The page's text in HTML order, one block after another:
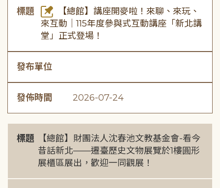
標題
【總館】講座開麥啦！來聊、來玩、
來互動｜115年度參與式互動講座「新北講
堂」正式登場！
發布單位
發佈時間 2026-07-24
標題
【總館】財團法人沈春池文教基金會-看今
昔話新北——遷臺歷史文物展覽於1樓圓形
展櫃區展出，歡迎一同觀展！